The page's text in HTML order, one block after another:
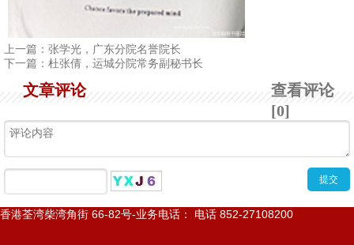
上一篇： 张学光，广东分院名誉院长
下一篇： 杜张倩，运城分院常务副秘书长
查看评论
[0]
文章评论
香港荃湾柴湾角街 66-82号-业务电话： 电话 852-27108200